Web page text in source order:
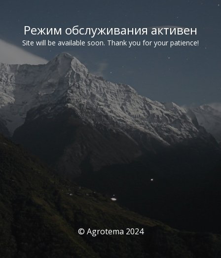
Режим обслуживания активен
Site will be available soon. Thank you for your patience!
© Agrotema 2024